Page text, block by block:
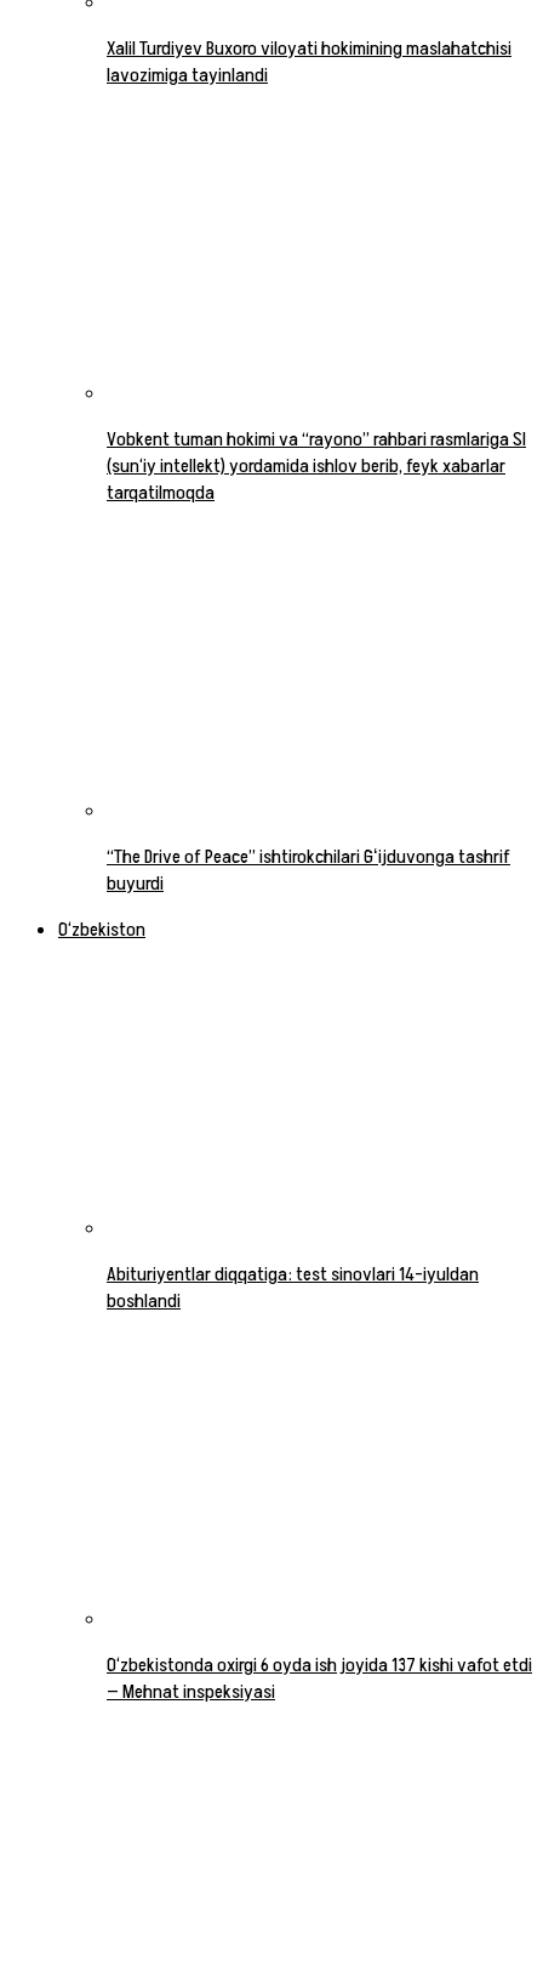
Xalil Turdiyev Buxoro viloyati hokimining maslahatchisi
lavozimiga tayinlandi
Vobkent tuman hokimi va “rayono” rahbari rasmlariga SI
(sun‘iy intellekt) yordamida ishlov berib, feyk xabarlar
tarqatilmoqda
“The Drive of Peace” ishtirokchilari Gʻijduvonga tashrif
buyurdi
O‘zbekiston
Abituriyentlar diqqatiga: test sinovlari 14-iyuldan
boshlandi
O‘zbekistonda oxirgi 6 oyda ish joyida 137 kishi vafot etdi
— Mehnat inspeksiyasi